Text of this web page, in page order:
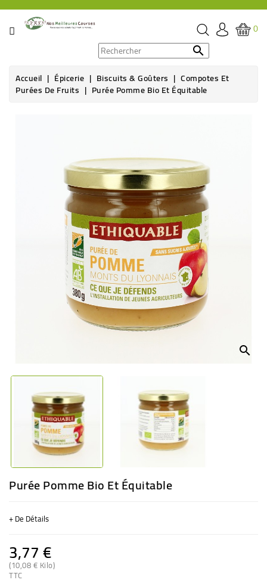
CATÉGORIE
ÉPICERIE
0

Accueil Épicerie Biscuits & Goûters Compotes Et
Purées De Fruits Purée Pomme Bio Et Équitable
search
Purée Pomme Bio Et Équitable
+ De Détails
3,77 €
(10,08 € Kilo)
TTC